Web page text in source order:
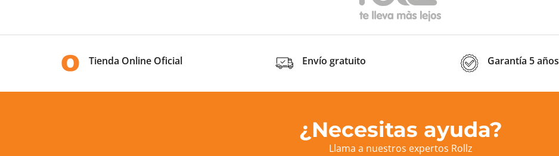
Tienda Online Oficial Envío gratuito Garantía 5 años
¿Necesitas ayuda?
Llama a nuestros expertos Rollz